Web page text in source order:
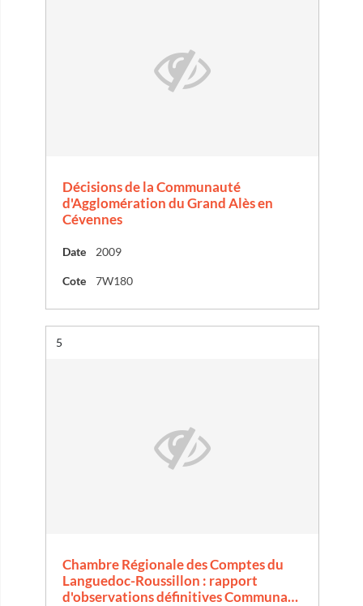
Décisions de la Communauté
d'Agglomération du Grand Alès en
Cévennes
Date 2009
Cote 7W180
Résultat n°
5
Chambre Régionale des Comptes du
Languedoc-Roussillon : rapport
d'observations définitives Communa…